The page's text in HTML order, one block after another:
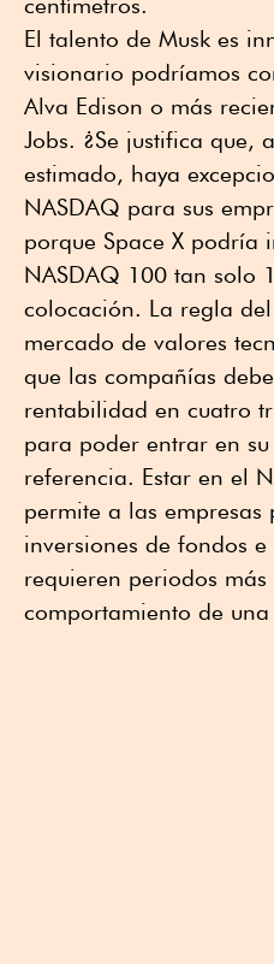
centímetros.
El talento de Musk es
visionario podríamos
Alva Edison o más
Jobs. ¿Se justifica que,
estimado, haya
NASDAQ para sus
porque Space X podría
NASDAQ 100 tan solo
colocación. La regla
mercado de valores
que las compañías
rentabilidad en cuatro
para poder entrar en
referencia. Estar en el
permite a las empresas
inversiones de fondos e
requieren periodos
comportamiento de una